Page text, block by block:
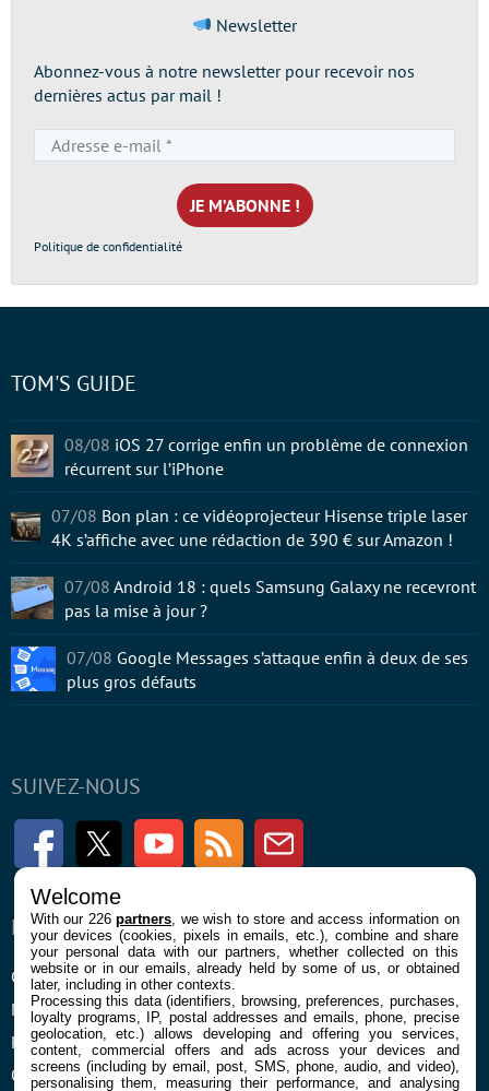
Newsletter
Abonnez-vous à notre newsletter pour recevoir nos
dernières actus par mail !
e-
mail
*
Politique de confidentialité
SUIVEZ-NOUS
FacebookTwitter Youtube RSS Newsletter
ENTREPRISE
Confidentialité et Cookies
Mentions légales et CGU
Préférences Cookies
Qui sommes nous
À PROPOS
Contact
TOM'S GUIDE
08/08 iOS 27 corrige enfin un problème de connexion
récurrent sur l’iPhone
07/08 Bon plan : ce vidéoprojecteur Hisense triple laser
4K s’affiche avec une rédaction de 390 € sur Amazon !
07/08 Android 18 : quels Samsung Galaxy ne recevront
pas la mise à jour ?
07/08 Google Messages s’attaque enfin à deux de ses
plus gros défauts
Welcome
With our 226partners , we wish to store and access information on
your devices (cookies, pixels in emails, etc.), combine and share
your personal data with our partners, whether collected on this
website or in our emails, already held by some of us, or obtained
later, including in other contexts.
Processing this data (identifiers, browsing, preferences, purchases,
loyalty programs, IP, postal addresses and emails, phone, precise
geolocation, etc.) allows developing and offering you services,
content, commercial offers and ads across your devices and
screens (including by email, post, SMS, phone, audio, and video),
personalising them, measuring their performance, and analysing